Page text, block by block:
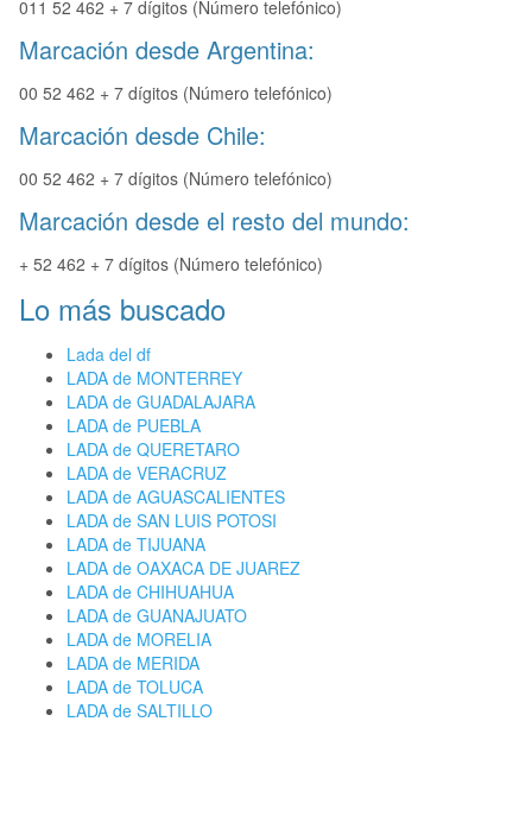
011 52 462 + 7 dígitos (Número telefónico)
Marcación desde Argentina:
00 52 462 + 7 dígitos (Número telefónico)
Marcación desde Chile:
00 52 462 + 7 dígitos (Número telefónico)
Marcación desde el resto del mundo:
+ 52 462 + 7 dígitos (Número telefónico)
Lo más buscado
Lada del df
LADA de MONTERREY
LADA de GUADALAJARA
LADA de PUEBLA
LADA de QUERETARO
LADA de VERACRUZ
LADA de AGUASCALIENTES
LADA de SAN LUIS POTOSI
LADA de TIJUANA
LADA de OAXACA DE JUAREZ
LADA de CHIHUAHUA
LADA de GUANAJUATO
LADA de MORELIA
LADA de MERIDA
LADA de TOLUCA
LADA de SALTILLO